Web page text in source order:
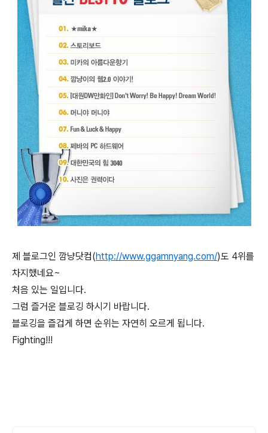
제 블로그인 깜냥닷컴(http://www.ggamnyang.com/)도 4위를
차지했네요~
처음 있는 일입니다.
그럼 즐거운 블로깅 하시기 바랍니다.
블로깅을 즐겁게 하면 순위는 자연히 오르게 됩니다.
Fighting!!!